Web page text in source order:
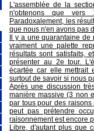
L'assemblée de la
n'obtenons que vers
Paradoxalement, les
que nous n'en avons pas
Il y a une quarantaine
vraiment une palette
résultats sont satisfaits,
présenter au 2e tour.
écartée car elle mettrait
surtout de savoir si nous
Après une discussion
manière massive (3 non
par tous pour des
peut pas prétendre
raisonnement est encore
Libre, d'autant plus que